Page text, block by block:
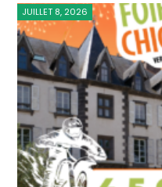
JUILLET 8, 2026